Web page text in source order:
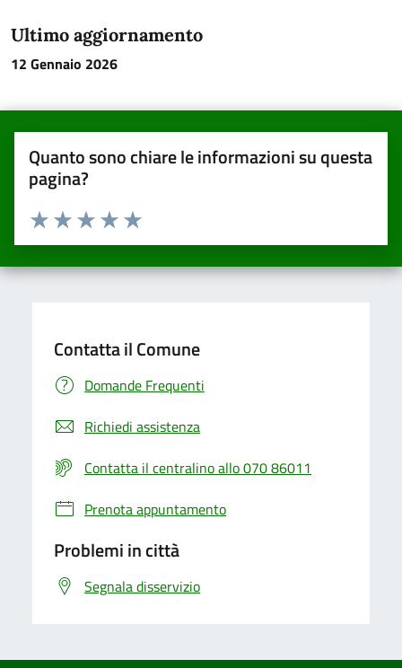
Ultimo aggiornamento
12 Gennaio 2026
Quanto sono chiare le informazioni su questa
pagina?
Valuta da 1 a 5 stelle la pagina
Valuta 5 stelle su 5
Valuta 4 stelle su 5
Valuta 3 stelle su 5
Valuta 2 stelle su 5
Valuta una stella su 5
Contatta il Comune
Domande Frequenti
Richiedi assistenza
Contatta il centralino allo 070 86011
Prenota appuntamento
Problemi in città
Segnala disservizio